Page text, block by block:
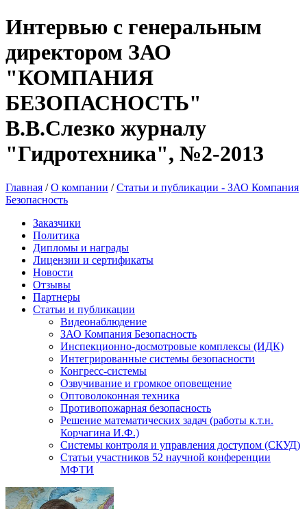
Интервью с генеральным
директором ЗАО
"КОМПАНИЯ
БЕЗОПАСНОСТЬ"
В.В.Слезко журналу
"Гидротехника", №2-2013
Главная /О компании /Статьи и публикации - ЗАО Компания
Безопасность
Заказчики
Политика
Дипломы и награды
Лицензии и сертификаты
Новости
Отзывы
Партнеры
Статьи и публикации
Видеонаблюдение
ЗАО Компания Безопасность
Инспекционно-досмотровые комплексы (ИДК)
Интегрированные системы безопасности
Конгресс-системы
Озвучивание и громкое оповещение
Оптоволоконная техника
Противопожарная безопасность
Решение математических задач (работы к.т.н.
Корчагина И.Ф.)
Системы контроля и управления доступом (СКУД)
Статьи участников 52 научной конференции
МФТИ